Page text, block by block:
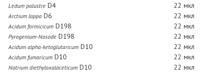
Ledum palustre D4 22 мкл
Arctium lappa D6 22 мкл
Acidum formicicum D198 22 мкл
Pyrogenium-Nosode D198 22 мкл
Acidum alpha-ketoglutaricum D10 22 мкл
Acidum fumaricum D10 22 мкл
Natrium diethyloxalaceticum D10 22 мкл